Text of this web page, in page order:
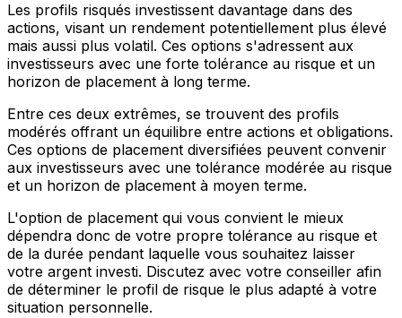
Les profils risqués investissent davantage dans des
actions, visant un rendement potentiellement plus élevé
mais aussi plus volatil. Ces options s'adressent aux
investisseurs avec une forte tolérance au risque et un
horizon de placement à long terme.
Entre ces deux extrêmes, se trouvent des profils
modérés offrant un équilibre entre actions et obligations.
Ces options de placement diversifiées peuvent convenir
aux investisseurs avec une tolérance modérée au risque
et un horizon de placement à moyen terme.
L'option de placement qui vous convient le mieux
dépendra donc de votre propre tolérance au risque et
de la durée pendant laquelle vous souhaitez laisser
votre argent investi. Discutez avec votre conseiller afin
de déterminer le profil de risque le plus adapté à votre
situation personnelle.